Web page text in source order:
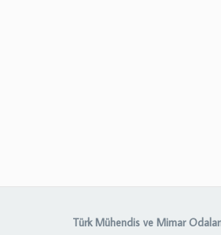
Türk Mühendis ve Mimar